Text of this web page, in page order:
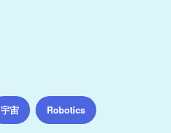
宇宙 Robotics